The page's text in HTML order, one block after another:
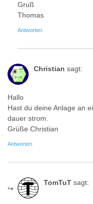
Gruß
Thomas
Antworten
Christian sagt:
Hallo
Hast du deine Anlage an
dauer strom.
Grüße Christian
Antworten
TomTuT sagt: